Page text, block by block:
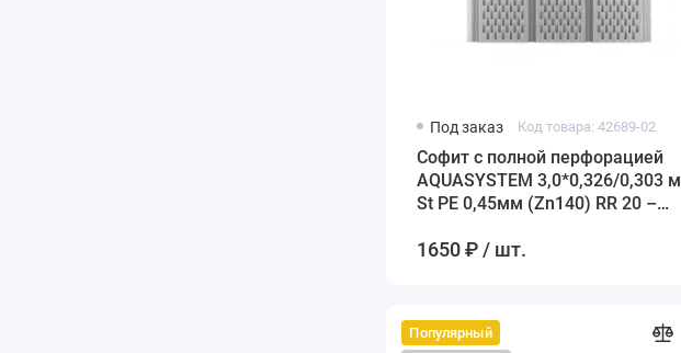
Под заказ Код товара: 42689-02
Софит с полной перфорацией
AQUASYSTEM 3,0*0,326/0,303 м
St PE 0,45мм (Zn140) RR 20 –
1650 ₽ / шт.
Популярный